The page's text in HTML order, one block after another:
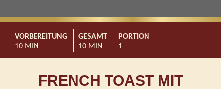
VORBEREITUNG
10 MIN
GESAMT
10 MIN
PORTION
1
FRENCH TOAST MIT